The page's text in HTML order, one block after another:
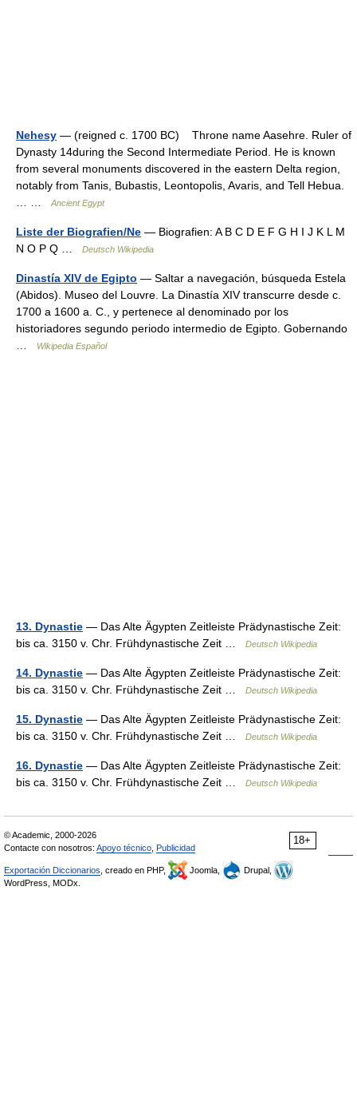
Nehesy — (reigned c. 1700 BC) Throne name Aasehre. Ruler of
Dynasty 14during the Second Intermediate Period. He is known
from several monuments discovered in the eastern Delta region,
notably from Tanis, Bubastis, Leontopolis, Avaris, and Tell Hebua.
Ancient Egypt
Liste der Biografien/Ne — Biografien: A B C D E F G H I J K L M
N O P Q …
Deutsch Wikipedia
Dinastía XIV de Egipto — Saltar a navegación, búsqueda Estela
(Abidos). Museo del Louvre. La Dinastía XIV transcurre desde c.
1700 a 1600 a. C., y pertenece al denominado por los
historiadores segundo periodo intermedio de Egipto. Gobernando
Wikipedia Español
13. Dynastie — Das Alte Ägypten Zeitleiste Prädynastische Zeit:
bis ca. 3150 v. Chr. Frühdynastische Zeit …
Deutsch Wikipedia
14. Dynastie — Das Alte Ägypten Zeitleiste Prädynastische Zeit:
bis ca. 3150 v. Chr. Frühdynastische Zeit …
Deutsch Wikipedia
15. Dynastie — Das Alte Ägypten Zeitleiste Prädynastische Zeit:
bis ca. 3150 v. Chr. Frühdynastische Zeit …
Deutsch Wikipedia
16. Dynastie — Das Alte Ägypten Zeitleiste Prädynastische Zeit:
bis ca. 3150 v. Chr. Frühdynastische Zeit …
Deutsch Wikipedia
18+
© Academic, 2000-2026
Contacte con nosotros: Apoyo técnico Publicidad
Exportación Diccionarios , creado en PHP, Joomla,
Drupal,
WordPress, MODx.